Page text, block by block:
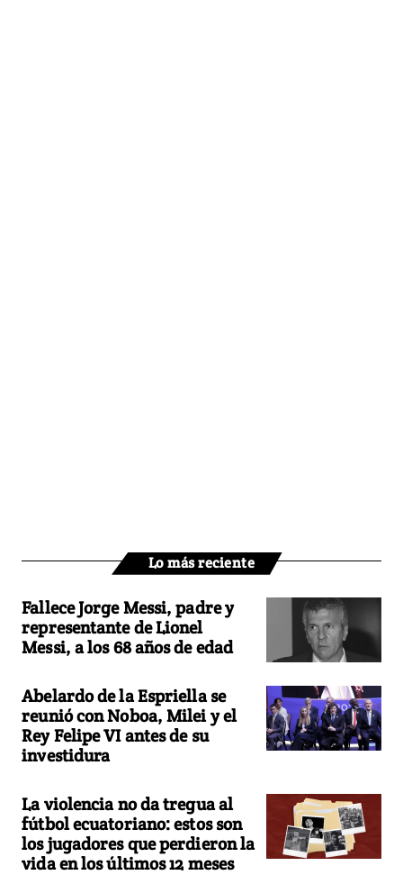
Lo más reciente
Fallece Jorge Messi, padre y
representante de Lionel
Messi, a los 68 años de edad
Abelardo de la Espriella se
reunió con Noboa, Milei y el
Rey Felipe VI antes de su
investidura
La violencia no da tregua al
fútbol ecuatoriano: estos son
los jugadores que perdieron la
vida en los últimos 12 meses